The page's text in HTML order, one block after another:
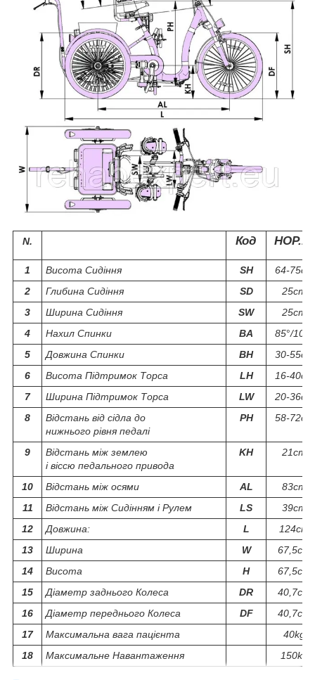
N. Код HOP.16
1 Висота Сидіння SH
64-75cm
2
Глибина Сидіння SD
25cm
3
Ширина Сидіння SW
25cm
4
Нахил Спинки BA 85°/100
5
Довжина Спинки BH
30-55cm
6
Висота Підтримок Торса LH
16-40cm
7
Ширина Підтримок Торса LW
20-36cm
8
Відстань від сідла до
нижнього рівня педалі
PH 58-72cm
9
Відстань між землею
і віссю педального привода
KH 21cm
10 Відстань між осями AL
83cm
11
Відстань між Сидінням і Рулем LS
39cm
12
Довжина: L
124cm
13
Ширина W
67,5cm
14
Висота H
67,5cm
15
Діаметр заднього Колеса DR
40,7cm
16
Діаметр переднього Колеса DF
40,7cm
17
Максимальна вага пацієнта
40kg
18
Максимальне Навантаження 150kg